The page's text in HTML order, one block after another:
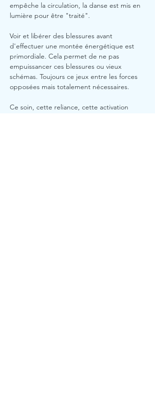
empêche la circulation, la danse est mis en
lumière pour être "traité".
Voir et libérer des blessures avant
d'effectuer une montée énergétique est
primordiale. Cela permet de ne pas
empuissancer ces blessures ou vieux
schémas. Toujours ce jeux entre les forces
opposées mais totalement nécessaires.
Ce soin, cette reliance, cette activation